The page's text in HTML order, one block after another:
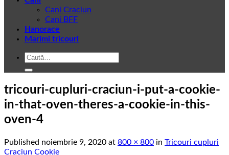
Cani Craciun
Cani BFF
Hanorace
Marimi tricouri
Caută
tricouri-cupluri-craciun-i-put-a-cookie-
in-that-oven-theres-a-cookie-in-this-
oven-4
Published noiembrie 9, 2020 at 800 × 800 in Tricouri cupluri
Craciun Cookie